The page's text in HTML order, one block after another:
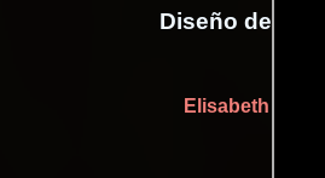
Diseño de
Elisabeth